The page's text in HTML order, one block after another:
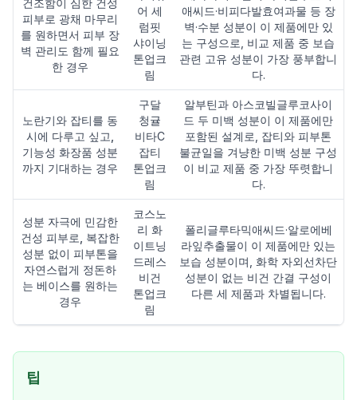
건조함이 심한 건성
피부로 광채 마무리
를 원하면서 피부 장
벽 관리도 함께 필요
한 경우
어 세
럼핏
샤이닝
톤업크
림
애씨드·비피다발효여과물 등 장
벽·수분 성분이 이 제품에만 있
는 구성으로, 비교 제품 중 보습
관련 고유 성분이 가장 풍부합니
다.
노란기와 잡티를 동
시에 다루고 싶고,
기능성 화장품 성분
까지 기대하는 경우
구달
청귤
비타C
잡티
톤업크
림
알부틴과 아스코빌글루코사이
드 두 미백 성분이 이 제품에만
포함된 설계로, 잡티와 피부톤
불균일을 겨냥한 미백 성분 구성
이 비교 제품 중 가장 뚜렷합니
다.
성분 자극에 민감한
건성 피부로, 복잡한
성분 없이 피부톤을
자연스럽게 정돈하
는 베이스를 원하는
경우
코스노
리 화
이트닝
드레스
비건
톤업크
림
폴리글루타믹애씨드·알로에베
라잎추출물이 이 제품에만 있는
보습 성분이며, 화학 자외선차단
성분이 없는 비건 간결 구성이
다른 세 제품과 차별됩니다.
팁